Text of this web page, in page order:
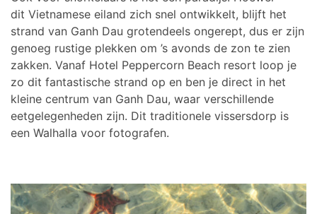
dit Vietnamese eiland zich snel ontwikkelt, blijft het
strand van Ganh Dau grotendeels ongerept, dus er zijn
genoeg rustige plekken om ’s avonds de zon te zien
zakken. Vanaf Hotel Peppercorn Beach resort loop je
zo dit fantastische strand op en ben je direct in het
kleine centrum van Ganh Dau, waar verschillende
eetgelegenheden zijn. Dit traditionele vissersdorp is
een Walhalla voor fotografen.